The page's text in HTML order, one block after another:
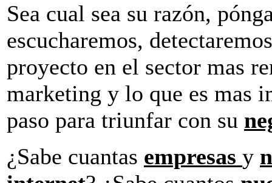
Sea cual sea su razón,
escucharemos,
proyecto en el sector mas
marketing y lo que es mas
paso para triunfar con su
¿Sabe cuantas empresas y